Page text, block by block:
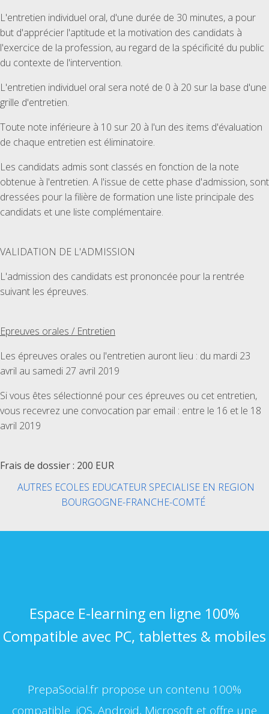
L'entretien individuel oral, d'une durée de 30 minutes, a pour
but d'apprécier l'aptitude et la motivation des candidats à
l'exercice de la profession, au regard de la spécificité du public
du contexte de l'intervention.
L'entretien individuel oral sera noté de 0 à 20 sur la base d'une
grille d'entretien.
Toute note inférieure à 10 sur 20 à l'un des items d'évaluation
de chaque entretien est éliminatoire.
Les candidats admis sont classés en fonction de la note
obtenue à l'entretien. A l'issue de cette phase d'admission, sont
dressées pour la filière de formation une liste principale des
candidats et une liste complémentaire.
VALIDATION DE L'ADMISSION
L'admission des candidats est prononcée pour la rentrée
suivant les épreuves.
Epreuves orales / Entretien
Les épreuves orales ou l'entretien auront lieu : du mardi 23
avril au samedi 27 avril 2019
Si vous êtes sélectionné pour ces épreuves ou cet entretien,
vous recevrez une convocation par email : entre le 16 et le 18
avril 2019
Frais de dossier : 200 EUR
AUTRES ECOLES EDUCATEUR SPECIALISE EN REGION
BOURGOGNE-FRANCHE-COMTÉ
Espace E-learning en ligne 100%
Compatible avec PC, tablettes & mobiles
PrepaSocial.fr propose un contenu 100%
compatible iOS, Android, Microsoft et offre une